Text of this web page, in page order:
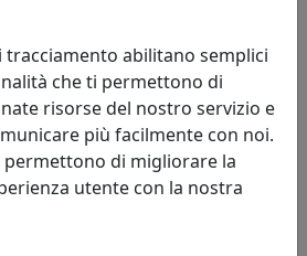
RIQUADRO INTERNO 20X25
abilitano semplici
che ti permettono di
risorse del nostro servizio e
più facilmente con noi.
di migliorare la
utente con la nostra